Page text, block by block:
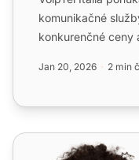
komunikačné
konkurenčné ceny
Jan 20, 2026 2 min
VoIPcloud